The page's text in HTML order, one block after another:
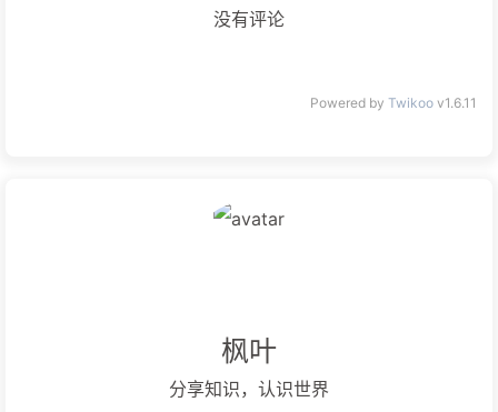
没有评论
Powered by Twikoo v1.6.11
枫叶
分享知识，认识世界